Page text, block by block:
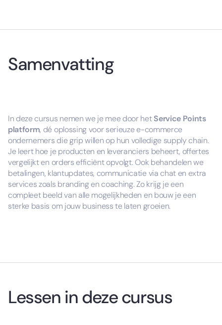
Samenvatting
In deze cursus nemen we je mee door hetService Points
platform, dé oplossing voor serieuze e-commerce
ondernemers die grip willen op hun volledige supply chain.
Je leert hoe je producten en leveranciers beheert, offertes
vergelijkt en orders efficiënt opvolgt. Ook behandelen we
betalingen, klantupdates, communicatie via chat en extra
services zoals branding en coaching. Zo krijg je een
compleet beeld van alle mogelijkheden en bouw je een
sterke basis om jouw business te laten groeien.
Lessen in deze cursus